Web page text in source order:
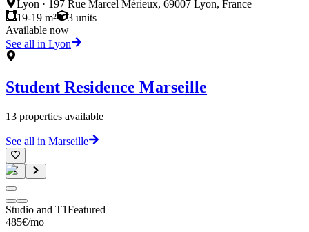
Lyon · 197 Rue Marcel Mérieux, 69007 Lyon, France
19-19 m²
3 units
Available now
See all in Lyon
Student Residence Marseille
13 properties available
See all in Marseille
Studio and T1Featured
485€/mo